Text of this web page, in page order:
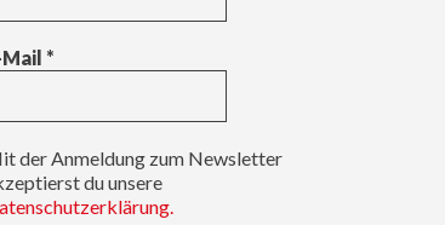
Mail *
der Anmeldung zum Newsletter
du unsere